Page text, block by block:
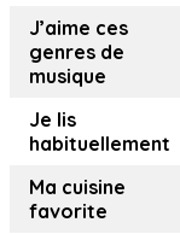
J’aime ces
genres de
musique
Je lis
habituellement
Ma cuisine
favorite